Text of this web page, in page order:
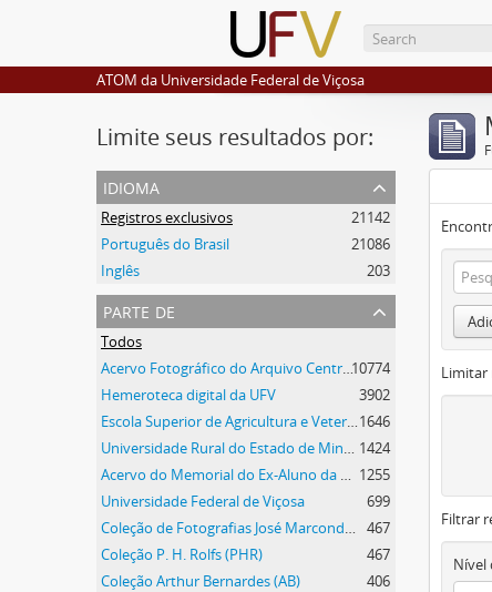
ATOM da Universidade Federal de Viçosa
Limite seus resultados por:
idioma
Registros exclusivos
21142
Português do Brasil
21086
Inglês
203
parte de
Todos
Acervo Fotográfico do Arquivo Central Histórico da UFV10774
Hemeroteca digital da UFV
3902
Escola Superior de Agricultura e Veterinária (ESAV)1646
Universidade Rural do Estado de Minas Gerais 1424
Acervo do Memorial do Ex-Aluno da UFV 1255
Universidade Federal de Viçosa
699
Coleção de Fotografias José Marcondes Borges
467
Coleção P. H. Rolfs (PHR)
467
Coleção Arthur Bernardes (AB)
406
Limitar
Filtrar
Nível